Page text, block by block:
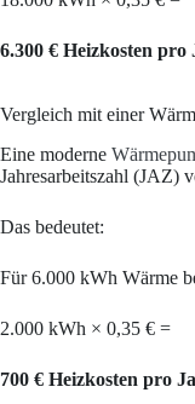
6.300 € Heizkosten pro
Vergleich mit einer
Eine moderne
Jahresarbeitszahl (JAZ)
Das bedeutet:
Für 6.000 kWh Wärme
2.000 kWh × 0,35 € =
700 € Heizkosten pro